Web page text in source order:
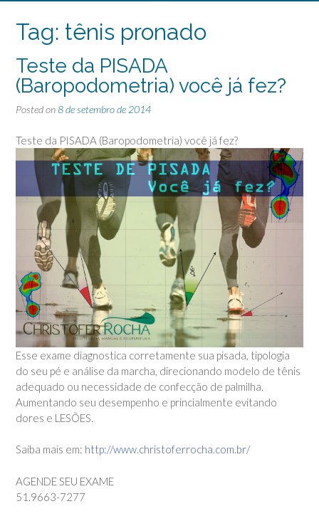
Tag: tênis pronado
Teste da PISADA
(Baropodometria) você já fez?
Posted on8 de setembro de 2014
Teste da PISADA (Baropodometria) você já fez?
Esse exame diagnostica corretamente sua pisada, tipologia
do seu pé e análise da marcha, direcionando modelo de tênis
adequado ou necessidade de confecção de palmilha.
Aumentando seu desempenho e princialmente evitando
dores e LESÕES.
Saiba mais em: http://www.christoferrocha.com.br/
AGENDE SEU EXAME
51.9663-7277